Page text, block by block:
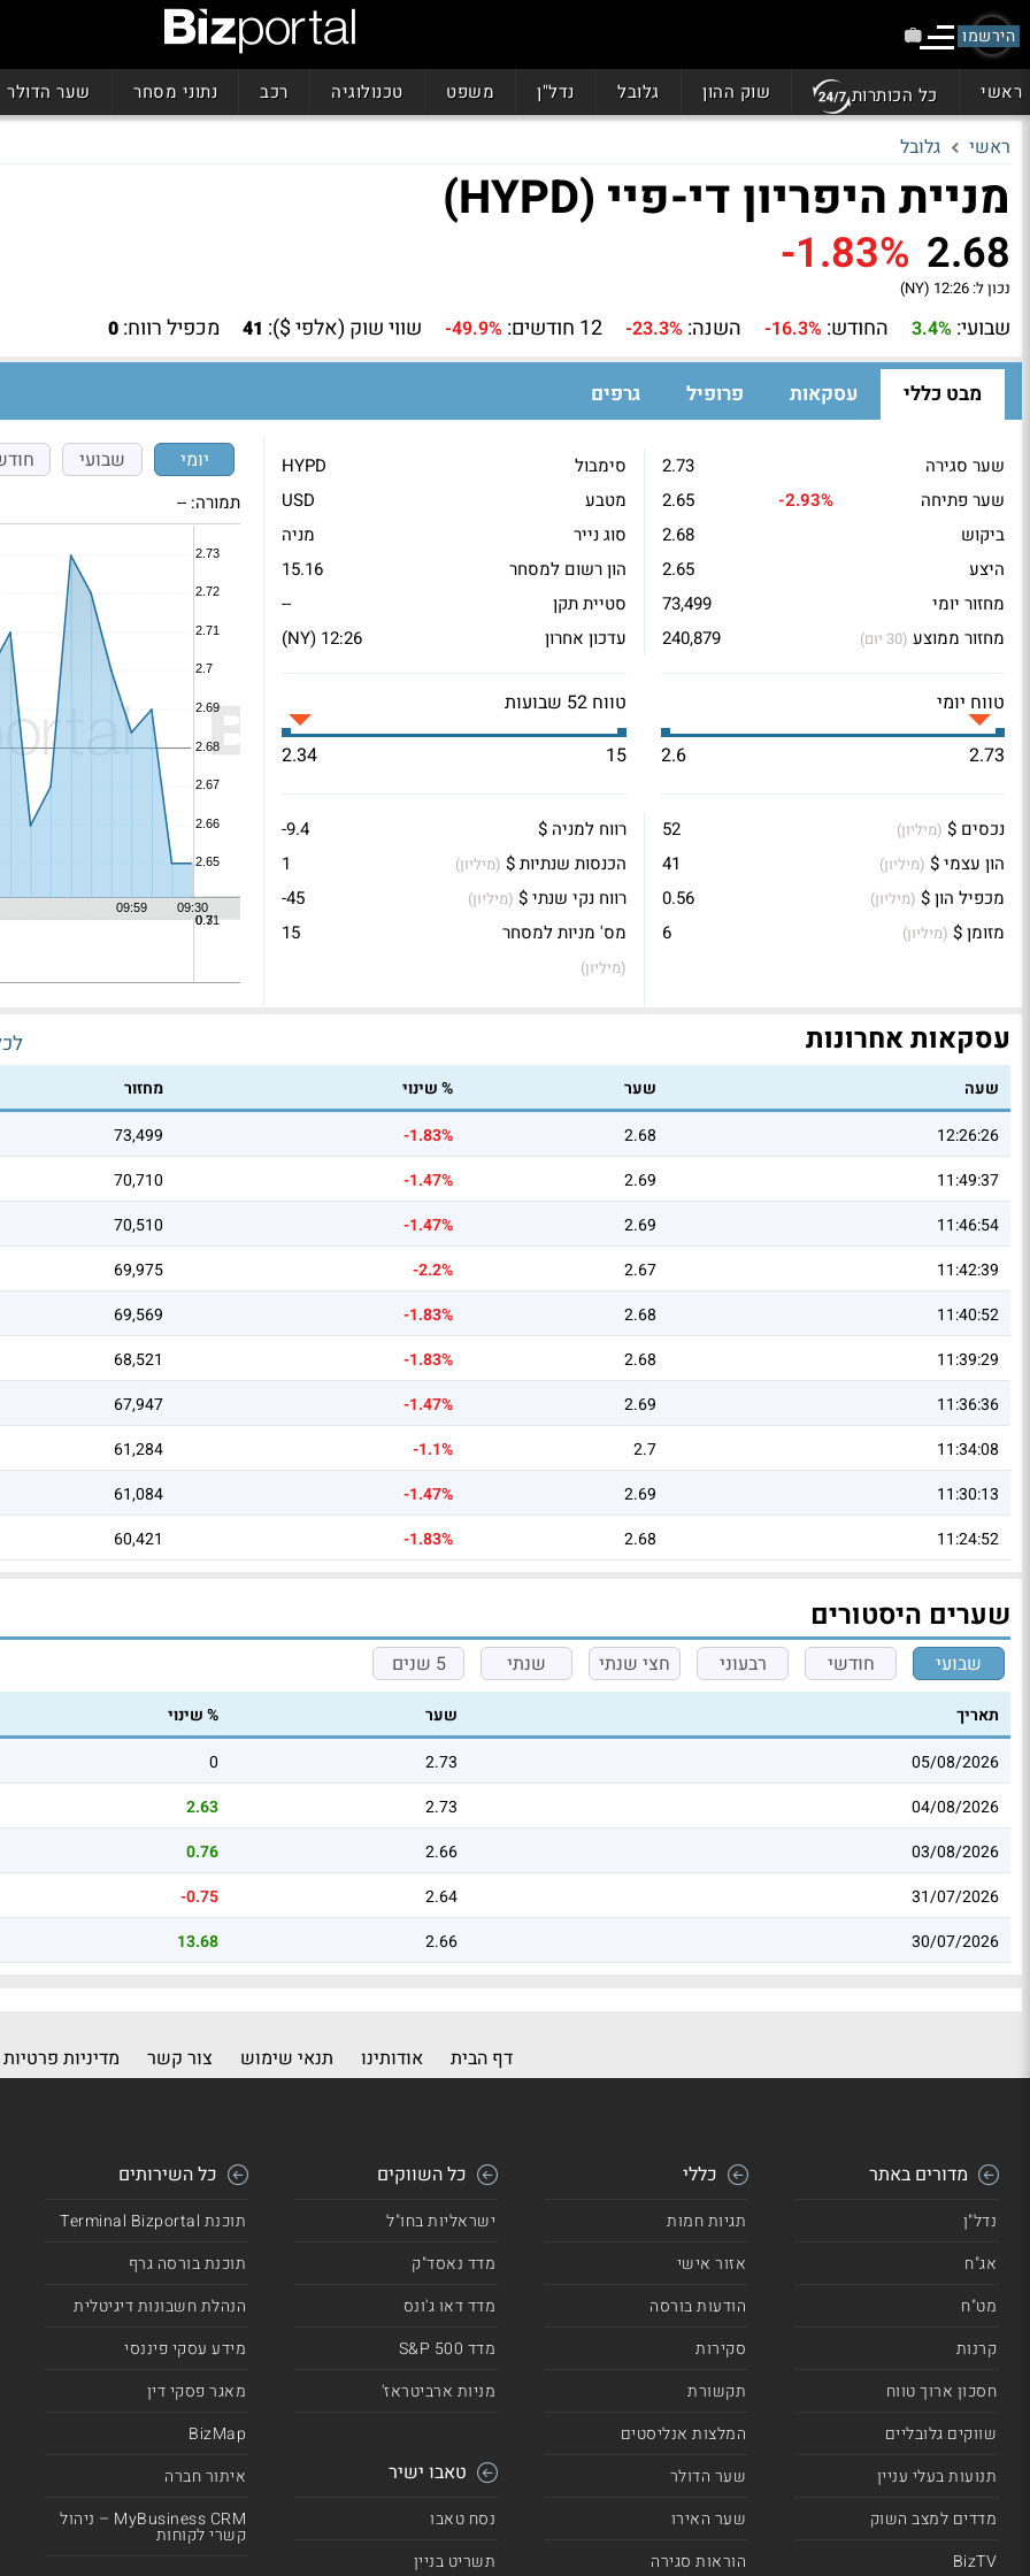
הירשמו
ראשי כל הכותרות שוק ההון גלובל נדל"ן משפט טכנולוגיה רכב נתוני מסחר שער הדולר
ראשי גלובל
מניית היפריון די-פיי (HYPD)
2.68
-1.83%
נכון ל: 12:26 (NY)
שבועי: 3.4% החודש: -16.3% השנה: -23.3% 12 חודשים: -49.9% שווי שוק (אלפי $): 41 מכפיל רווח: 0
מבט כללי עסקאות פרופיל גרפים
שער סגירה
2.73
שער פתיחה
-2.93%
2.65
ביקוש
2.68
היצע
2.65
מחזור יומי
73,499
מחזור ממוצע (30 יום) 240,879
סימבול
HYPD
מטבע
USD
סוג נייר
מניה
הון רשום למסחר
15.16
סטיית תקן
--
עדכון אחרון
12:26 (NY)
טווח יומי
2.73
2.6
טווח 52 שבועות
15
2.34
נכסים $ (מיליון)
52
הון עצמי $ (מיליון)
41
מכפיל הון $ (מיליון)
0.56
מזומן $ (מיליון) 6
רווח למניה $
-9.4
הכנסות שנתיות $ (מיליון)
1
רווח נקי שנתי $ (מיליון)
-45
מס' מניות למסחר
(מיליון)
15
יומי שבועי
תמורה: --
עסקאות אחרונות
שעה שער % שינוי
מחזור
12:26:26
2.68
-1.83%
73,499
11:49:37
2.69
-1.47%
70,710
11:46:54
2.69
-1.47%
70,510
11:42:39
2.67
-2.2%
69,975
11:40:52
2.68
-1.83%
69,569
11:39:29
2.68
-1.83%
68,521
11:36:36
2.69
-1.47%
67,947
11:34:08
2.7
-1.1%
61,284
11:30:13
2.69
-1.47%
61,084
11:24:52
2.68
-1.83%
60,421
שערים היסטורים
שבועי חודשי רבעוני חצי שנתי שנתי 5 שנים
תאריך שער
% שינוי
05/08/2026
2.73
0
04/08/2026
2.73
2.63
03/08/2026
2.66
0.76
31/07/2026
2.64
-0.75
30/07/2026
2.66
13.68
דף הבית אודותינו תנאי שימוש צור קשר מדיניות פרטיות
מדורים באתר
נדל"ן
אג"ח
מט"ח
קרנות
חסכון ארוך טווח
שווקים גלובליים
תנועות בעלי עניין
מדדים למצב השוק
BizTV
כללי
תגיות חמות
אזור אישי
הודעות בורסה
סקירות
תקשורת
המלצות אנליסטים
שער הדולר
שער האירו
הוראות סגירה
כל השווקים
ישראליות בחו"ל
מדד נאסד"ק
מדד דאו ג'ונס
מדד 500 S&P
מניות ארביטראז'
טאבו ישיר
נסח טאבו
תשריט בניין
כל השירותים
תוכנת Terminal Bizportal
תוכנת בורסה גרף
הנהלת חשבונות דיגיטלית
מידע עסקי פיננסי
מאגר פסקי דין
BizMap
איתור חברה
MyBusiness CRM – ניהול
קשרי לקוחות